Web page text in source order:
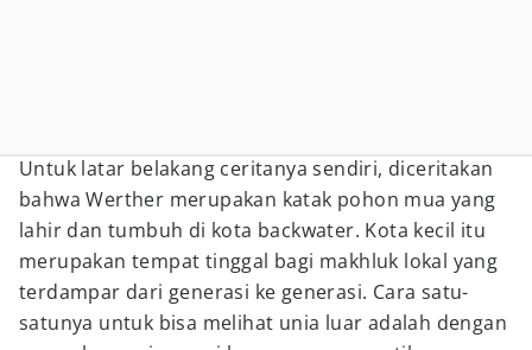
Untuk latar belakang ceritanya sendiri, diceritakan
bahwa Werther merupakan katak pohon mua yang
lahir dan tumbuh di kota backwater. Kota kecil itu
merupakan tempat tinggal bagi makhluk lokal yang
terdampar dari generasi ke generasi. Cara satu-
satunya untuk bisa melihat unia luar adalah dengan